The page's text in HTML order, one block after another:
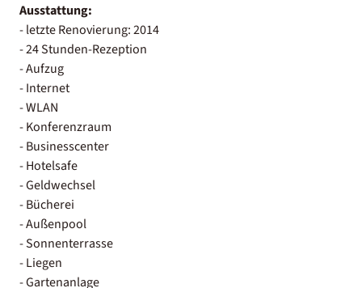
Ausstattung:
- letzte Renovierung: 2014
- 24 Stunden-Rezeption
- Aufzug
- Internet
- WLAN
- Konferenzraum
- Businesscenter
- Hotelsafe
- Geldwechsel
- Bücherei
- Außenpool
- Sonnenterrasse
- Liegen
- Gartenanlage